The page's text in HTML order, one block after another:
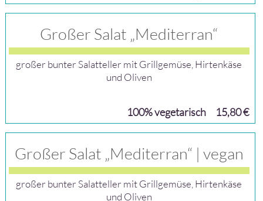
Großer Salat „Mediterran“
großer bunter Salatteller mit Grillgemüse, Hirtenkäse
und Oliven
100% vegetarisch 15,80 €
Großer Salat „Mediterran“ | vegan
großer bunter Salatteller mit Grillgemüse, Hirtenkäse
und Oliven